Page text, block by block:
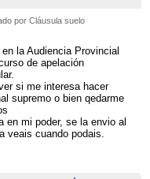
por Cláusula suelo
la Audiencia Provincial
de apelación
si me interesa hacer
supremo o bien qedarme
en mi poder, se la envio al
veais cuando podais.